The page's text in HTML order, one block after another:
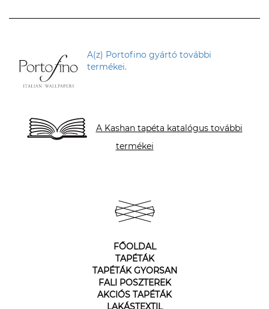
A(z) Portofino gyártó további
termékei.
A Kashan tapéta katalógus további
termékei
FŐOLDAL
TAPÉTÁK
TAPÉTÁK GYORSAN
FALI POSZTEREK
AKCIÓS TAPÉTÁK
LAKÁSTEXTIL